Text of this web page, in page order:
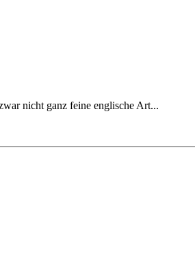
nicht ganz feine englische Art...